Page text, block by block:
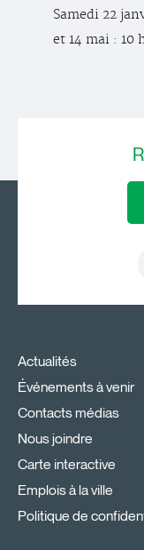
Samedi 22
et 14 mai : 10
Actualités
Événements à venir
Contacts médias
Nous joindre
Carte interactive
Emplois à la ville
Politique de